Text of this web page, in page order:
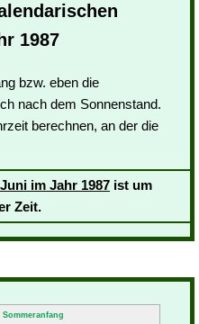
1987
bzw. eben die
nach dem Sonnenstand.
berechnen, an der die
im Jahr 1987 ist um
Zeit.